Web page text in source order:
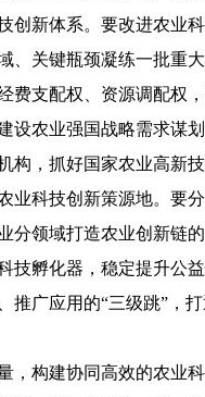
创新体系。要改进农业
关键瓶颈凝练一批重
费支配权、资源调配权
设农业强国战略需求谋
构，抓好国家农业高新
业科技创新策源地。要
分领域打造农业创新链
技孵化器，稳定提升公
广应用的“三级跳”，
构建协同高效的农业